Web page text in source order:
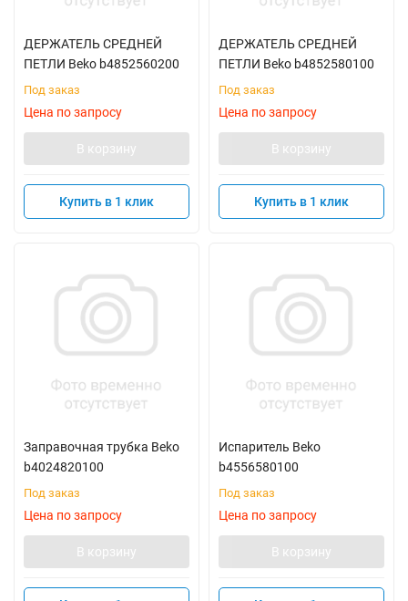
ДЕРЖАТЕЛЬ СРЕДНЕЙ
ПЕТЛИ Beko b4852560200
Под заказ
Цена по запросу
В корзину
Купить в 1 клик
ДЕРЖАТЕЛЬ СРЕДНЕЙ
ПЕТЛИ Beko b4852580100
Под заказ
Цена по запросу
В корзину
Купить в 1 клик
Заправочная трубка Beko
b4024820100
Под заказ
Цена по запросу
В корзину
Испаритель Beko
b4556580100
Под заказ
Цена по запросу
В корзину